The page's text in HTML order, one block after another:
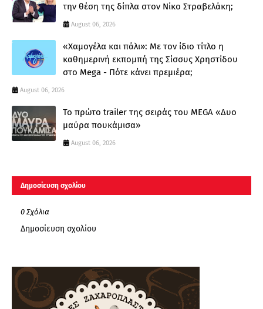
την θέση της δίπλα στον Νίκο Στραβελάκη;
August 06, 2026
«Χαμογέλα και πάλι»: Με τον ίδιο τίτλο η
καθημερινή εκπομπή της Σίσσυς Χρηστίδου
στο Mega - Πότε κάνει πρεμιέρα;
August 06, 2026
Το πρώτο trailer της σειράς του MEGA «Δυο
μαύρα πουκάμισα»
August 06, 2026
Δημοσίευση σχολίου
0 Σχόλια
Δημοσίευση σχολίου